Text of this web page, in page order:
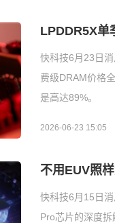
LPDDR5X单
快科技6月23日
费级DRAM价格
是高达89%。
2026-06-23 15:05
不用EUV照
快科技6月15日
Pro芯片的深度